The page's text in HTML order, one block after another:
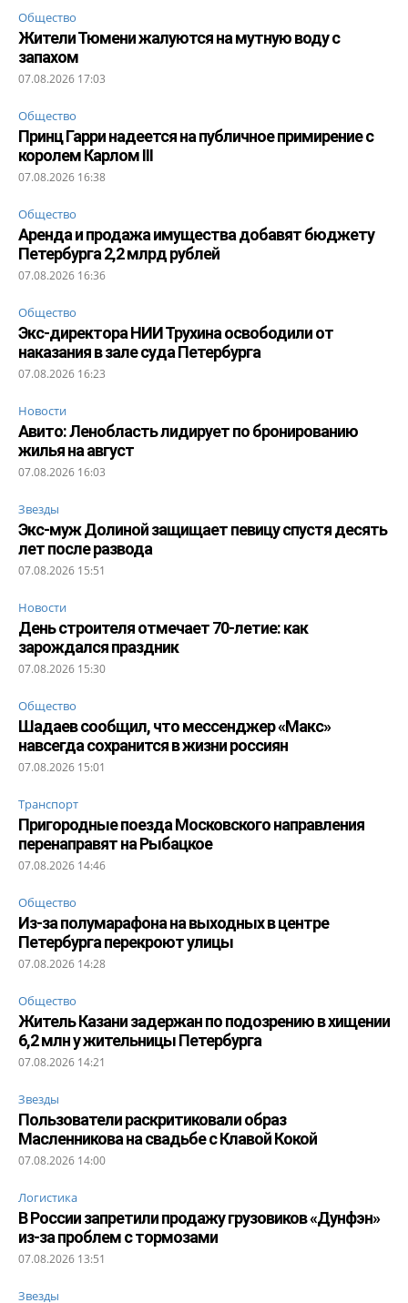
Общество
Жители Тюмени жалуются на мутную воду с
запахом
07.08.2026 17:03
Общество
Принц Гарри надеется на публичное примирение с
королем Карлом III
07.08.2026 16:38
Общество
Аренда и продажа имущества добавят бюджету
Петербурга 2,2 млрд рублей
07.08.2026 16:36
Общество
Экс-директора НИИ Трухина освободили от
наказания в зале суда Петербурга
07.08.2026 16:23
Новости
Авито: Ленобласть лидирует по бронированию
жилья на август
07.08.2026 16:03
Звезды
Экс-муж Долиной защищает певицу спустя десять
лет после развода
07.08.2026 15:51
Новости
День строителя отмечает 70-летие: как
зарождался праздник
07.08.2026 15:30
Общество
Шадаев сообщил, что мессенджер «Макс»
навсегда сохранится в жизни россиян
07.08.2026 15:01
Транспорт
Пригородные поезда Московского направления
перенаправят на Рыбацкое
07.08.2026 14:46
Общество
Из-за полумарафона на выходных в центре
Петербурга перекроют улицы
07.08.2026 14:28
Общество
Житель Казани задержан по подозрению в хищении
6,2 млн у жительницы Петербурга
07.08.2026 14:21
Звезды
Пользователи раскритиковали образ
Масленникова на свадьбе с Клавой Кокой
07.08.2026 14:00
Логистика
В России запретили продажу грузовиков «Дунфэн»
из-за проблем с тормозами
07.08.2026 13:51
Звезды